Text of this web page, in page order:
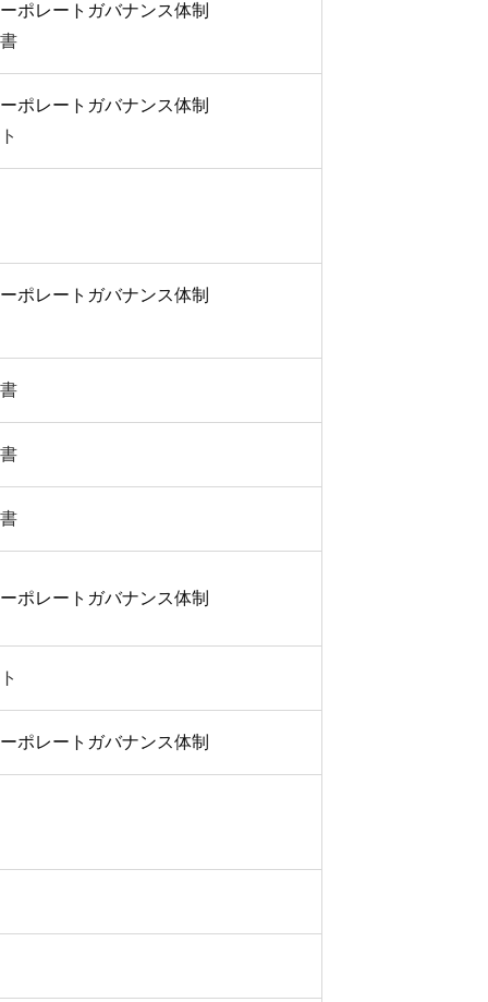
ポレートガバナンス体制
ポレートガバナンス体制
ポレートガバナンス体制
ポレートガバナンス体制
ポレートガバナンス体制